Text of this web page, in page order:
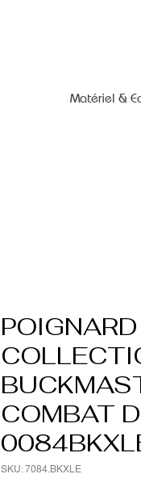
Matériel &
POIGNARD
COMBAT
SKU: 7084.BKXLE